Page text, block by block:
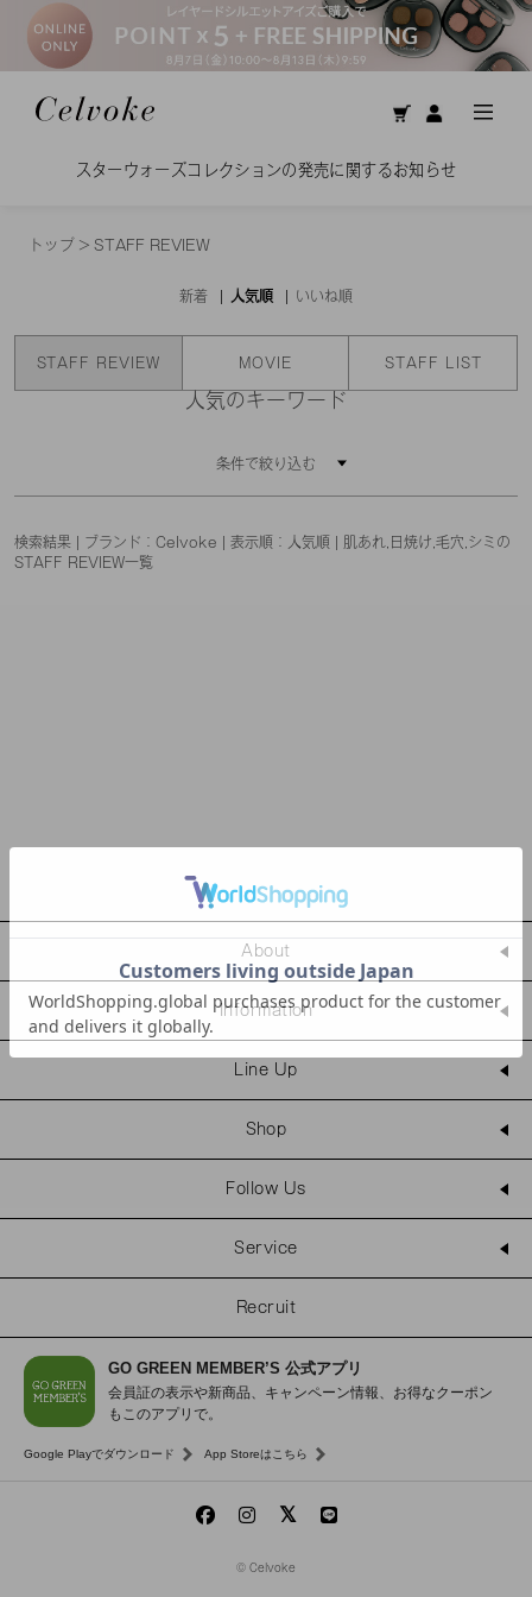
スターウォーズコレクションの発売に関するお知らせ
トップ > STAFF REVIEW
新着 人気順 いいね順
STAFF REVIEW MOVIE STAFF LIST
人気のキーワード
条件で絞り込む
検索結果 | ブランド：Celvoke | 表示順：人気順 | 肌あれ,日焼け,毛穴,シミの
STAFF REVIEW一覧
About
Information
Line Up
Shop
Follow Us
Service
Recruit
GO GREEN MEMBER’S 公式アプリ
会員証の表示や新商品、キャンペーン情報、お得なクーポン
もこのアプリで。
Google Playでダウンロード App Storeはこちら
© Celvoke